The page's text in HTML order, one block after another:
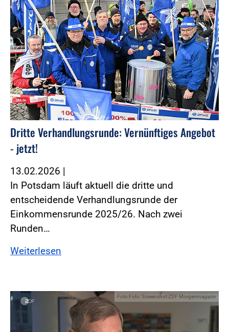
Dritte Verhandlungsrunde: Vernünftiges Angebot
- jetzt!
13.02.2026 |
In Potsdam läuft aktuell die dritte und
entscheidende Verhandlungsrunde der
Einkommensrunde 2025/26. Nach zwei
Runden…
Weiterlesen
Foto:Foto: Screenshot ZDF Morgenmagazin